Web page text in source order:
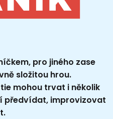
pro jiného zase
složitou hrou.
mohou trvat i několik
předvídat, improvizovat